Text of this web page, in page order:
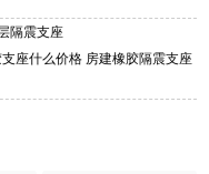
隔震支座
座什么价格 房建橡胶隔震支座